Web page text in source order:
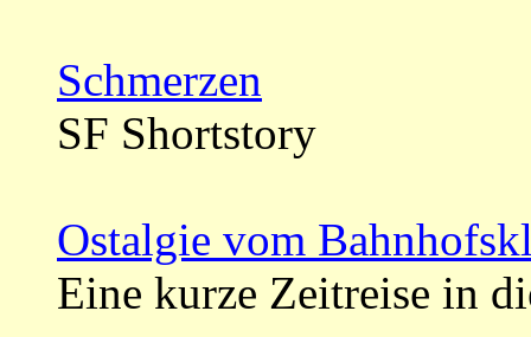
Schmerzen
SF Shortstory
Ostalgie vom
Eine kurze Zeitreise in